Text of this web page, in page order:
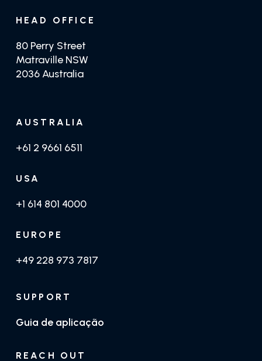
HEAD OFFICE
80 Perry Street
Matraville NSW
2036 Australia
AUSTRALIA
+61 2 9661 6511
USA
+1 614 801 4000
EUROPE
+49 228 973 7817
SUPPORT
Guia de aplicação
REACH OUT